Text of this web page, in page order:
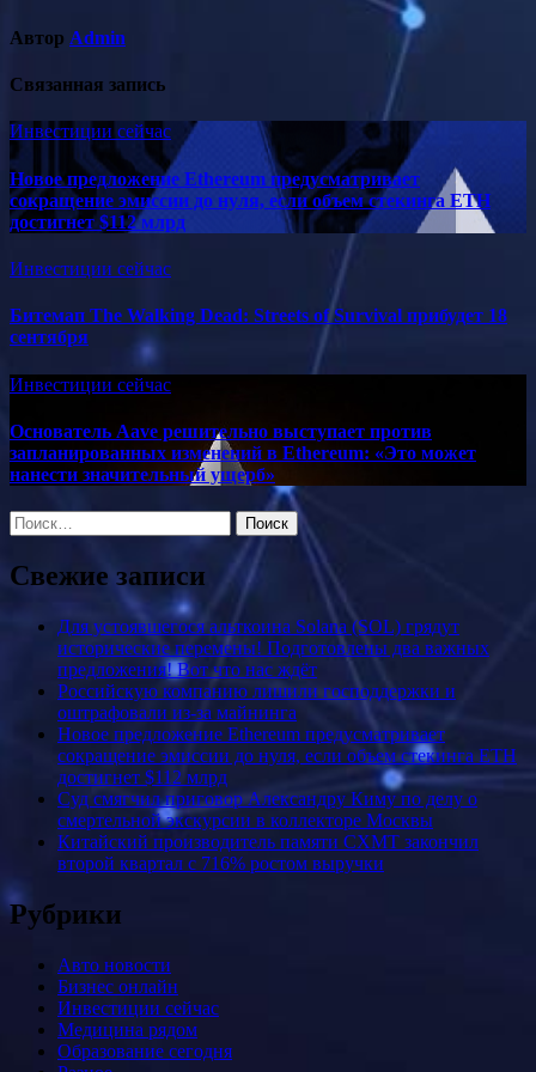
Автор Admin
Связанная запись
Инвестиции сейчас
Новое предложение Ethereum предусматривает
сокращение эмиссии до нуля, если объем стекинга ETH
достигнет $112 млрд
Инвестиции сейчас
Битемап The Walking Dead: Streets of Survival прибудет 18
сентября
Инвестиции сейчас
Основатель Aave решительно выступает против
запланированных изменений в Ethereum: «Это может
нанести значительный ущерб»
Найти:
Свежие записи
Для устоявшегося альткоина Solana (SOL) грядут
исторические перемены! Подготовлены два важных
предложения! Вот что нас ждёт
Российскую компанию лишили господдержки и
оштрафовали из-за майнинга
Новое предложение Ethereum предусматривает
сокращение эмиссии до нуля, если объем стекинга ETH
достигнет $112 млрд
Суд смягчил приговор Александру Киму по делу о
смертельной экскурсии в коллекторе Москвы
Китайский производитель памяти CXMT закончил
второй квартал с 716% ростом выручки
Рубрики
Авто новости
Бизнес онлайн
Инвестиции сейчас
Медицина рядом
Образование сегодня